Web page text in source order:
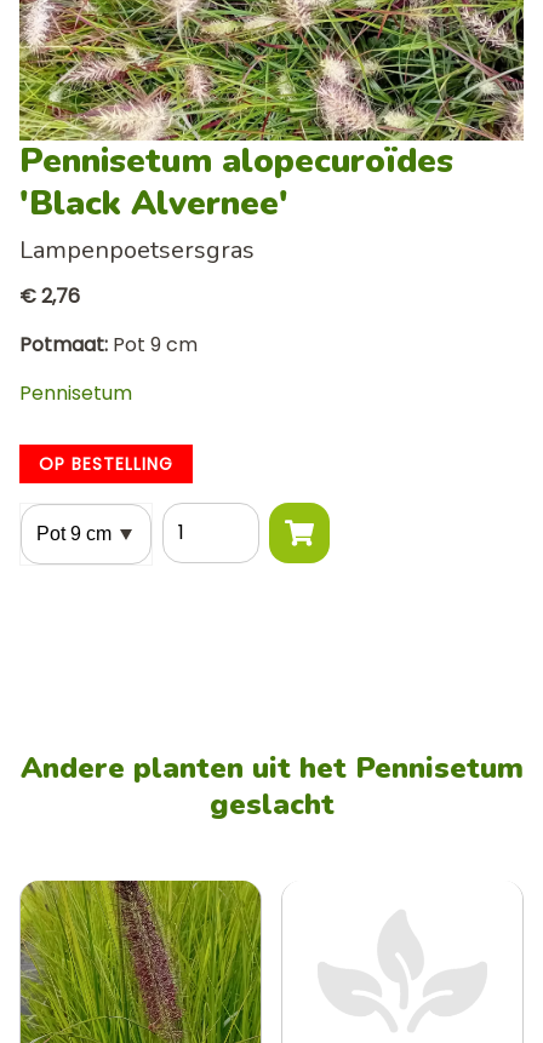
Pennisetum alopecuroïdes
'Black Alvernee'
Lampenpoetsersgras
€ 2,76
Potmaat Pot 9 cm
Pennisetum
OP BESTELLING
Potmaat Aantal
Andere planten uit het Pennisetum
geslacht